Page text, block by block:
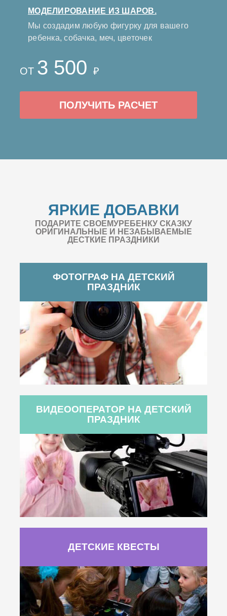
МОДЕЛИРОВАНИЕ ИЗ ШАРОВ.
Мы создадим любую фигурку для вашего
ребенка, собачка, меч, цветочек
ОТ 3 500 ₽
ПОЛУЧИТЬ РАСЧЕТ
ЯРКИЕ ДОБАВКИ
ПОДАРИТЕ СВОЕМУРЕБЕНКУ СКАЗКУ
ОРИГИНАЛЬНЫЕ И НЕЗАБЫВАЕМЫЕ
ДЕСТКИЕ ПРАЗДНИКИ
ФОТОГРАФ НА ДЕТСКИЙ
ПРАЗДНИК
ВИДЕООПЕРАТОР НА ДЕТСКИЙ
ПРАЗДНИК
ДЕТСКИЕ КВЕСТЫ